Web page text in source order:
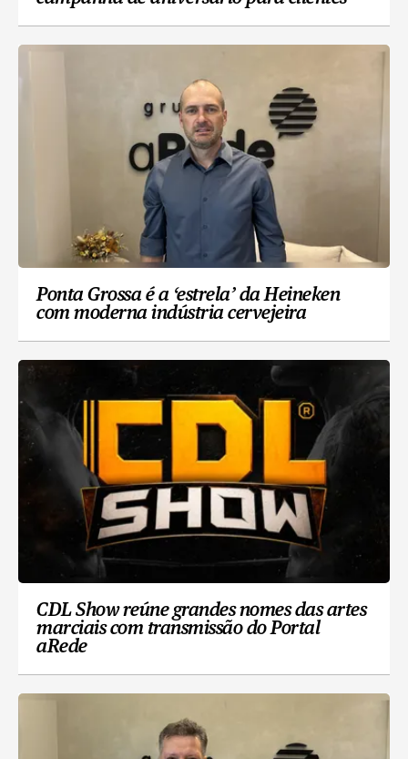
Ponta Grossa é a ‘estrela’ da Heineken
com moderna indústria cervejeira
CDL Show reúne grandes nomes das artes
marciais com transmissão do Portal
aRede